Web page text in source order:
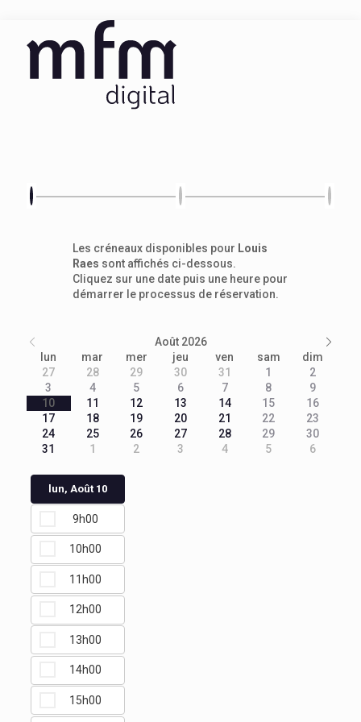
Les créneaux disponibles pour Louis
Raes sont affichés ci-dessous.
Cliquez sur une date puis une heure pour
démarrer le processus de réservation.
Août 2026
lun
mar mer jeu ven sam
dim
27
28 29 30 31 1
2
3
4 5 6 7 8
9
10
11 12 13 14 15
16
17
18 19 20 21 22
23
24
25 26 27 28 29
30
31
1 2 3 4 5 6
lun, Août 10
9h00
10h00
11h00
12h00
13h00
14h00
15h00